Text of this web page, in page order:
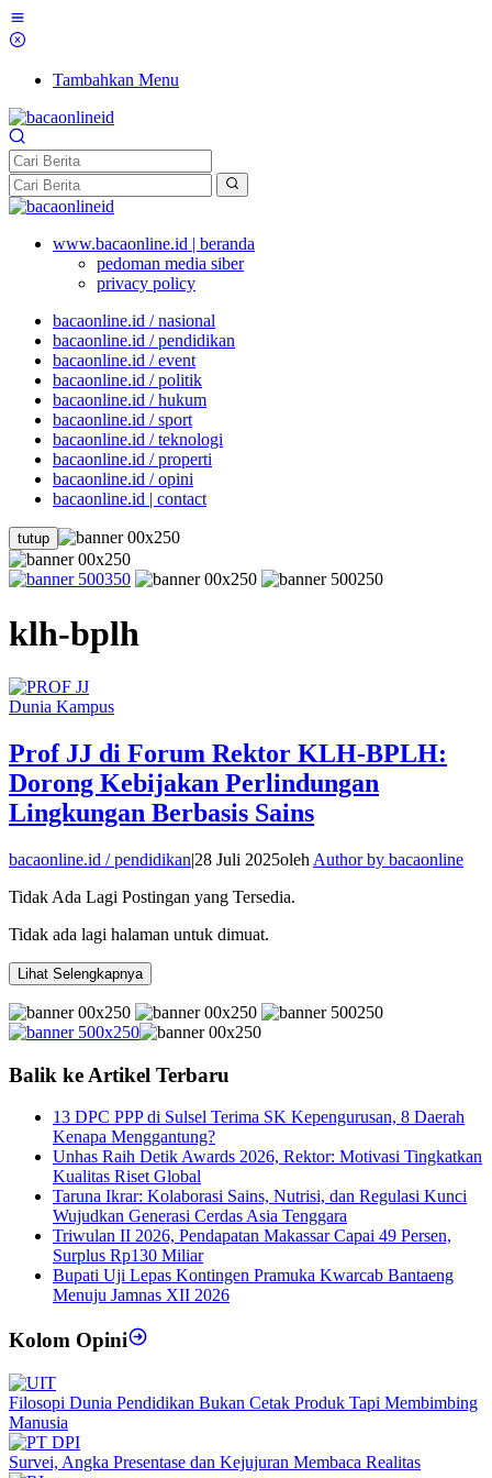
Tambahkan Menu
www.bacaonline.id | beranda
pedoman media siber
privacy policy
bacaonline.id / nasional
bacaonline.id / pendidikan
bacaonline.id / event
bacaonline.id / politik
bacaonline.id / hukum
bacaonline.id / sport
bacaonline.id / teknologi
bacaonline.id / properti
bacaonline.id / opini
bacaonline.id | contact
tutup
klh-bplh
Dunia Kampus
Prof JJ di Forum Rektor KLH-BPLH:
Dorong Kebijakan Perlindungan
Lingkungan Berbasis Sains
bacaonline.id / pendidikan|28 Juli 2025oleh Author by bacaonline
Tidak Ada Lagi Postingan yang Tersedia.
Tidak ada lagi halaman untuk dimuat.
Lihat Selengkapnya
Balik ke Artikel Terbaru
13 DPC PPP di Sulsel Terima SK Kepengurusan, 8 Daerah
Kenapa Menggantung?
Unhas Raih Detik Awards 2026, Rektor: Motivasi Tingkatkan
Kualitas Riset Global
Taruna Ikrar: Kolaborasi Sains, Nutrisi, dan Regulasi Kunci
Wujudkan Generasi Cerdas Asia Tenggara
Triwulan II 2026, Pendapatan Makassar Capai 49 Persen,
Surplus Rp130 Miliar
Bupati Uji Lepas Kontingen Pramuka Kwarcab Bantaeng
Menuju Jamnas XII 2026
Kolom Opini
Filosopi Dunia Pendidikan Bukan Cetak Produk Tapi Membimbing
Manusia
Survei, Angka Presentase dan Kejujuran Membaca Realitas